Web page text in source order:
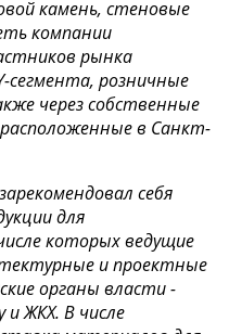
камень, стеновые
компании
рынка
сегмента, розничные
через собственные
в Санкт-
себя
для
которых ведущие
и проектные
органы власти -
ЖКХ. В числе